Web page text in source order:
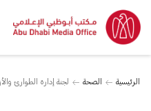
الرئيسية الصحة لجنة إدارة الطوارئ